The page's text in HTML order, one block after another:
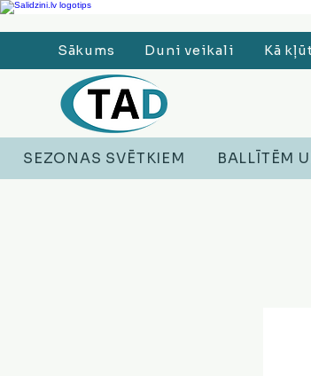
Ledusskapji, Sadzīves tehnika, Smaržas, Operatīvā
Sākums Duni veikali Kā
SEZONAS SVĒTKIEM BALLĪTĒM